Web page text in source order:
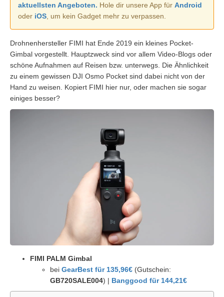
aktuellsten Angeboten. Hole dir unsere App für Android
oder iOS, um kein Gadget mehr zu verpassen.
Drohnenhersteller FIMI hat Ende 2019 ein kleines Pocket-
Gimbal vorgestellt. Hauptzweck sind vor allem Video-Blogs oder
schöne Aufnahmen auf Reisen bzw. unterwegs. Die Ähnlichkeit
zu einem gewissen DJI Osmo Pocket sind dabei nicht von der
Hand zu weisen. Kopiert FIMI hier nur, oder machen sie sogar
einiges besser?
FIMI PALM Gimbal
bei GearBest für 135,96€ (Gutschein:
GB720SALE004) | Banggood für 144,21€